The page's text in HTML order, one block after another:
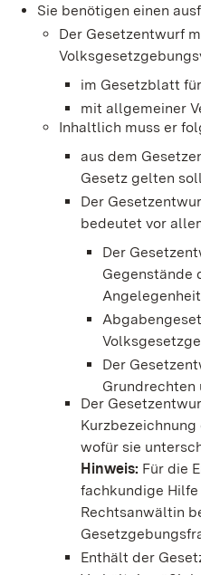
Sie benötigen einen
Der Gesetzentwurf
im Gesetzblatt
mit allgemeiner
Inhaltlich muss er
aus dem
Gesetz gelten
Der
bedeutet vor
Der
Gegenstände
Der
Grundrechten
Der
wofür sie
Hinweis: Für die
fachkundige Hilfe
Rechtsanwältin
Enthält der